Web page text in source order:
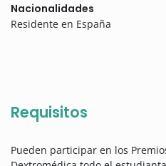
Nacionalidades
Residente en España
Requisitos
Pueden participar en los